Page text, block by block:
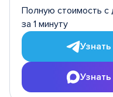
Полную стоимость с
за 1 минуту